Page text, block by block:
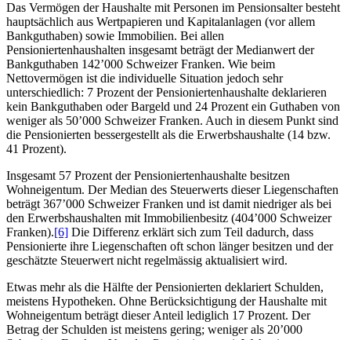
Das Vermögen der Haushalte mit Personen im Pensionsalter besteht
hauptsächlich aus Wertpapieren und Kapitalanlagen (vor allem
Bankguthaben) sowie Immobilien. Bei allen
Pensioniertenhaushalten insgesamt beträgt der Medianwert der
Bankguthaben 142’000 Schweizer Franken. Wie beim
Nettovermögen ist die individuelle Situation jedoch sehr
unterschiedlich: 7 Prozent der Pensioniertenhaushalte deklarieren
kein Bankguthaben oder Bargeld und 24 Prozent ein Guthaben von
weniger als 50’000 Schweizer Franken. Auch in diesem Punkt sind
die Pensionierten bessergestellt als die Erwerbshaushalte (14 bzw.
41 Prozent).
Insgesamt 57 Prozent der Pensioniertenhaushalte besitzen
Wohneigentum. Der Median des Steuerwerts dieser Liegenschaften
beträgt 367’000 Schweizer Franken und ist damit niedriger als bei
den Erwerbshaushalten mit Immobilienbesitz (404’000 Schweizer
Franken).[6] Die Differenz erklärt sich zum Teil dadurch, dass
Pensionierte ihre Liegenschaften oft schon länger besitzen und der
geschätzte Steuerwert nicht regelmässig aktualisiert wird.
Etwas mehr als die Hälfte der Pensionierten deklariert Schulden,
meistens Hypotheken. Ohne Berücksichtigung der Haushalte mit
Wohneigentum beträgt dieser Anteil lediglich 17 Prozent. Der
Betrag der Schulden ist meistens gering; weniger als 20’000